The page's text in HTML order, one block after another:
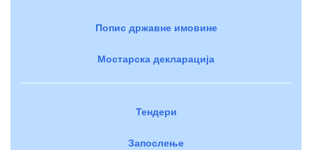
Попис државне имовине
Мостарска декларација
Тендери
Запослење